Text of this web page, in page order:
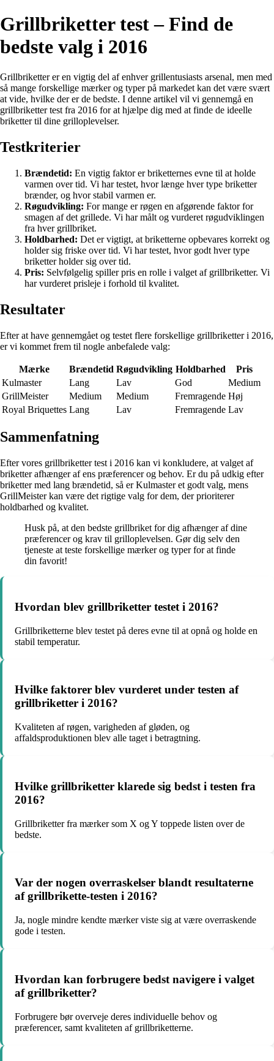
Grillbriketter test – Find de
bedste valg i 2016
Grillbriketter er en vigtig del af enhver grillentusiasts arsenal, men med
så mange forskellige mærker og typer på markedet kan det være svært
at vide, hvilke der er de bedste. I denne artikel vil vi gennemgå en
grillbriketter test fra 2016 for at hjælpe dig med at finde de ideelle
briketter til dine grilloplevelser.
Testkriterier
Brændetid: En vigtig faktor er briketternes evne til at holde
varmen over tid. Vi har testet, hvor længe hver type briketter
brænder, og hvor stabil varmen er.
Røgudvikling: For mange er røgen en afgørende faktor for
smagen af det grillede. Vi har målt og vurderet røgudviklingen
fra hver grillbriket.
Holdbarhed: Det er vigtigt, at briketterne opbevares korrekt og
holder sig friske over tid. Vi har testet, hvor godt hver type
briketter holder sig over tid.
Pris: Selvfølgelig spiller pris en rolle i valget af grillbriketter. Vi
har vurderet prisleje i forhold til kvalitet.
Resultater
Efter at have gennemgået og testet flere forskellige grillbriketter i 2016,
er vi kommet frem til nogle anbefalede valg:
Mærke Brændetid Røgudvikling Holdbarhed
Pris
Kulmaster
Lang Lav God
Medium
GrillMeister
Medium Medium Fremragende Høj
Royal Briquettes Lang Lav Fremragende Lav
Sammenfatning
Efter vores grillbriketter test i 2016 kan vi konkludere, at valget af
briketter afhænger af ens præferencer og behov. Er du på udkig efter
briketter med lang brændetid, så er Kulmaster et godt valg, mens
GrillMeister kan være det rigtige valg for dem, der prioriterer
holdbarhed og kvalitet.
Husk på, at den bedste grillbriket for dig afhænger af dine
præferencer og krav til grilloplevelsen. Gør dig selv den
tjeneste at teste forskellige mærker og typer for at finde
din favorit!
Hvordan blev grillbriketter testet i 2016?
Grillbriketterne blev testet på deres evne til at opnå og holde en
stabil temperatur.
Hvilke faktorer blev vurderet under testen af
grillbriketter i 2016?
Kvaliteten af røgen, varigheden af gløden, og
affaldsproduktionen blev alle taget i betragtning.
Hvilke grillbriketter klarede sig bedst i testen fra
2016?
Grillbriketter fra mærker som X og Y toppede listen over de
bedste.
Var der nogen overraskelser blandt resultaterne
af grillbrikette-testen i 2016?
Ja, nogle mindre kendte mærker viste sig at være overraskende
gode i testen.
Hvordan kan forbrugere bedst navigere i valget
af grillbriketter?
Forbrugere bør overveje deres individuelle behov og
præferencer, samt kvaliteten af grillbriketterne.